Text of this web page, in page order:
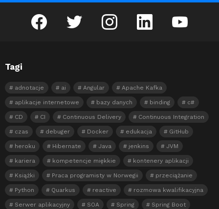
facebook twitter instagram linkedin youtube
Tagi
adnotacje ai Angular Apache Kafka
aplikacje internetowe bazy danych binding c#
CD CI Continuous Delivery Continuous Integration
czas debuger Docker edukacja GitHub
heroku Hibernate Java jenkins JVM
kariera kompetencje miękkie kontenery aplikacji
Książki Praca programisty w Norwegii przeciążanie
Python Quarkus reactive rozmowa kwalifikacyjna
Serwer aplikacyjny SOA Spring Spring Boot